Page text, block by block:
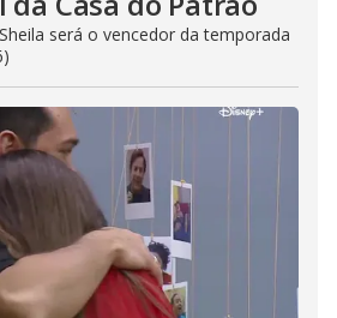
será o vencedor da temporada